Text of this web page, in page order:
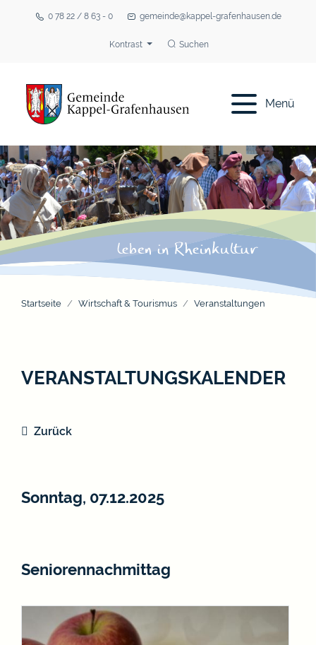
0 78 22 / 8 63 - 0 gemeinde@kappel-grafenhausen.de
Kontrast Suchen
Menü
Startseite Wirtschaft & Tourismus Veranstaltungen
VERANSTALTUNGSKALENDER
Zurück
Sonntag, 07.12.2025
Seniorennachmittag